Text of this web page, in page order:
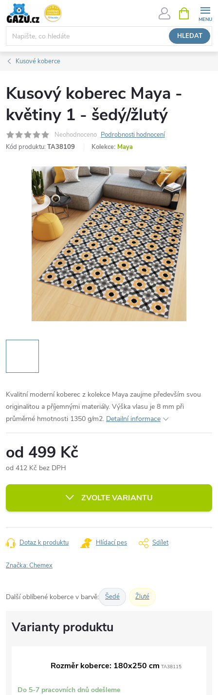
Přejít
obsah
HLEDAT
NÁKUPNÍ
KOŠÍK
Kusové koberce
Kusový koberec Maya -
květiny 1 - šedý/žlutý
Neohodnoceno Podrobnosti hodnocení
Kód produktu: TA38109 Kolekce: Maya
Kvalitní moderní koberec z kolekce Maya zaujme především svou
originalitou a příjemnými materiály. Výška vlasu je 8 mm při
průměrné hmotnosti 1350 g/m2. Detailní informace
od 499 Kč
od 412 Kč bez DPH
cena:
ZVOLTE VARIANTU
Dotaz k produktu Hlídací pes Sdílet
Značka:Chemex
Další oblíbené koberce v barvě: Šedé Žluté
Rozměr koberce: 180x250 cm TA38115
Do 5-7 pracovních dnů odešleme